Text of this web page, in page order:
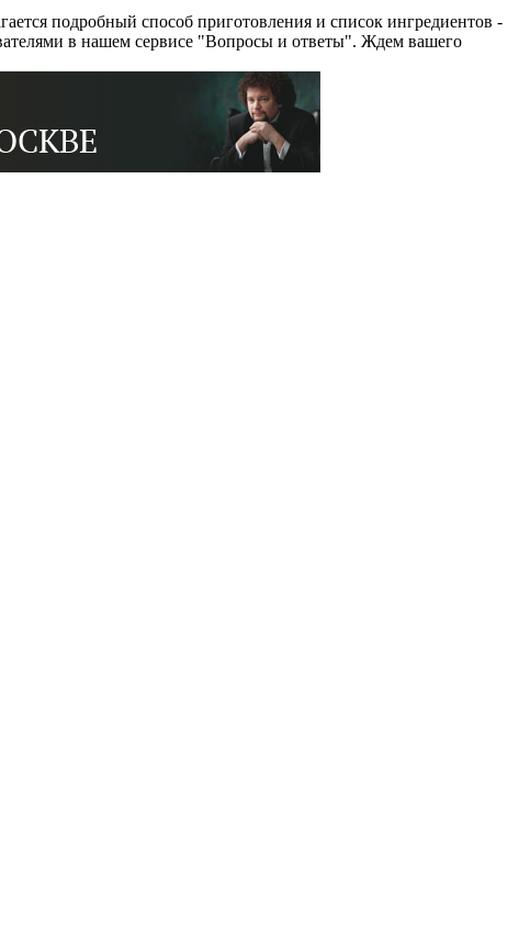
подробный способ приготовления и список ингредиентов -
в нашем сервисе "Вопросы и ответы". Ждем вашего